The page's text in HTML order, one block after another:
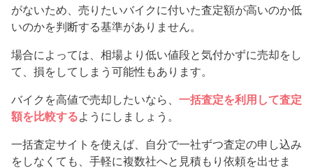
がないため、売りたいバイクに付いた査定額が高いのか低
いのかを判断する基準がありません。
場合によっては、相場より低い値段と気付かずに売却をし
て、損をしてしまう可能性もあります。
バイクを高値で売却したいなら、 一括査定を利用して査定
額を比較するようにしましょう。
一括査定サイトを使えば、自分で一社ずつ査定の申し込み
をしなくても、手軽に複数社へと見積もり依頼を出せま